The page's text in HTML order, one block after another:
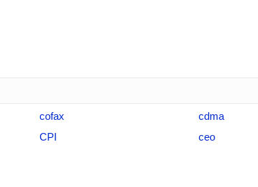
cofax
cdma
CPI ceo